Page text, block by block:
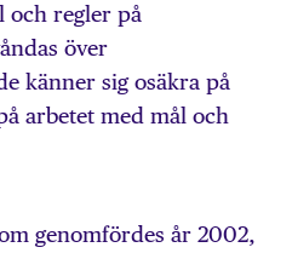
och regler på
över
känner sig osäkra på
arbetet med mål och
genomfördes år 2002,